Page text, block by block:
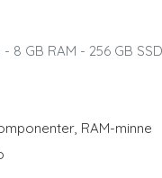
GB RAM - 256 GB
, RAM-minne